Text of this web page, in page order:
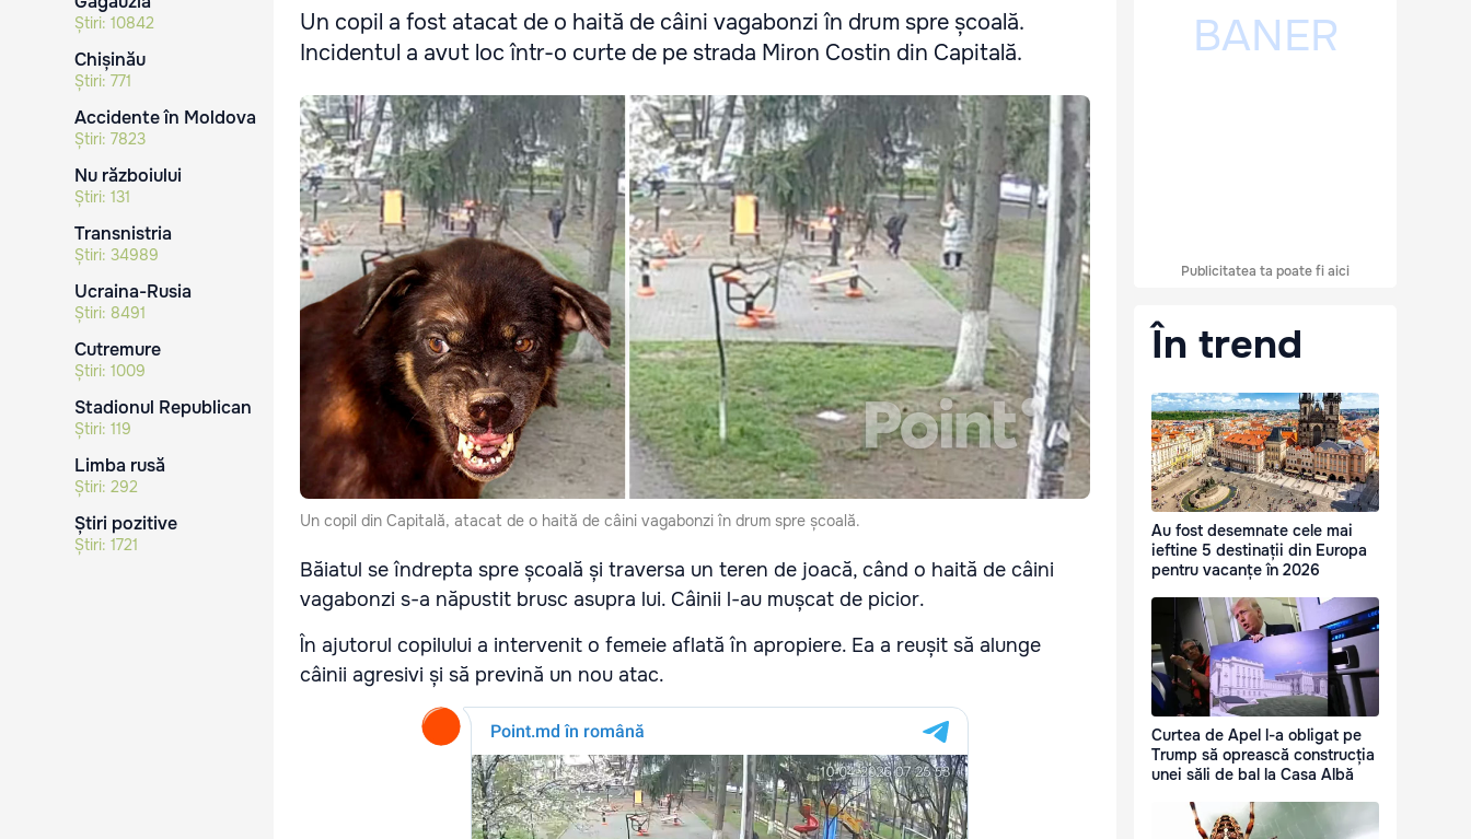
Știri: 10842
Chișinău
Știri: 771
Accidente în Moldova
Știri: 7823
Nu războiului
Știri: 131
Transnistria
Știri: 34989
Ucraina-Rusia
Știri: 8491
Cutremure
Știri: 1009
Stadionul Republican
Știri: 119
Limba rusă
Știri: 292
Știri pozitive
Știri: 1721
Un copil a fost atacat de o haită de câini vagabonzi în drum spre școală.
Incidentul a avut loc într-o curte de pe strada Miron Costin din Capitală.
Un copil din Capitală, atacat de o haită de câini vagabonzi în drum spre școală.
Băiatul se îndrepta spre școală și traversa un teren de joacă, când o haită de câini
vagabonzi s-a năpustit brusc asupra lui. Câinii l-au mușcat de picior.
În ajutorul copilului a intervenit o femeie aflată în apropiere. Ea a reușit să alunge
câinii agresivi și să prevină un nou atac.
Publicitatea ta poate fi aici
În trend
Au fost desemnate cele mai
ieftine 5 destinații din Europa
pentru vacanțe în 2026
Curtea de Apel l-a obligat pe
Trump să oprească construcția
unei săli de bal la Casa Albă